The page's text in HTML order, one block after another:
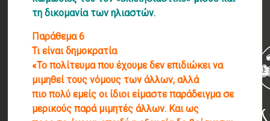
τη δικομανία των ηλιαστών.
Παράθεμα 6
Τι είναι δημοκρατία
«Το πολίτευμα που έχουμε δεν επιδιώκει να
μιμηθεί τους νόμους των άλλων, αλλά
πιο πολύ εμείς οι ίδιοι είμαστε παράδειγμα σε
μερικούς παρά μιμητές άλλων. Και ως